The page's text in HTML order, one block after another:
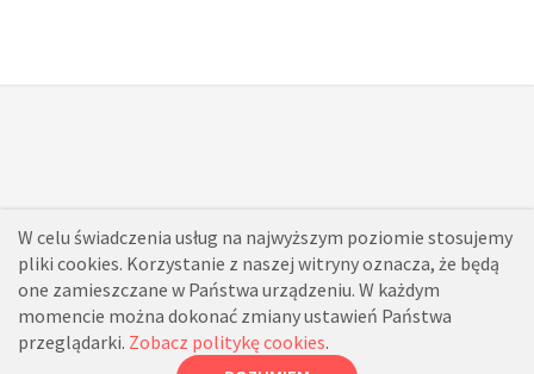
W celu świadczenia usług na najwyższym poziomie stosujemy
pliki cookies. Korzystanie z naszej witryny oznacza, że będą
one zamieszczane w Państwa urządzeniu. W każdym
momencie można dokonać zmiany ustawień Państwa
przeglądarki. Zobacz politykę cookies.